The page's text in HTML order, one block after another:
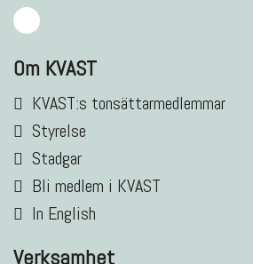
Om KVAST
KVAST:s tonsättarmedlemmar
Styrelse
Stadgar
Bli medlem i KVAST
In English
Verksamhet